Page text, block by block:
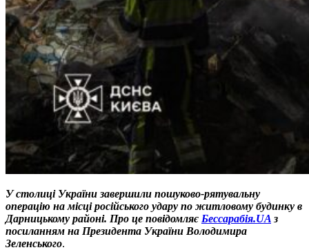
У столиці України завершили пошуково-рятувальну
операцію на місці російського удару по житловому будинку в
Дарницькому районі. Про це повідомляє Бессарабія.UA з
посиланням на Президента України Володимира
Зеленського.